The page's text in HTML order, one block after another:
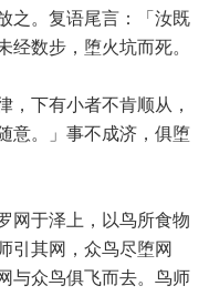
之。复语尾言：「汝既
经数步，堕火坑而死。
，下有小者不肯顺从，
意。」事不成济，俱堕
网于泽上，以鸟所食物
引其网，众鸟尽堕网
与众鸟俱飞而去。鸟师